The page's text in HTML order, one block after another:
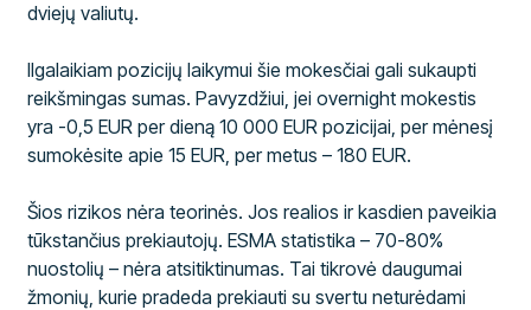
dviejų valiutų.
Ilgalaikiam pozicijų laikymui šie mokesčiai gali sukaupti
reikšmingas sumas. Pavyzdžiui, jei overnight mokestis
yra -0,5 EUR per dieną 10 000 EUR pozicijai, per mėnesį
sumokėsite apie 15 EUR, per metus – 180 EUR.
Šios rizikos nėra teorinės. Jos realios ir kasdien paveikia
tūkstančius prekiautojų. ESMA statistika – 70-80%
nuostolių – nėra atsitiktinumas. Tai tikrovė daugumai
žmonių, kurie pradeda prekiauti su svertu neturėdami